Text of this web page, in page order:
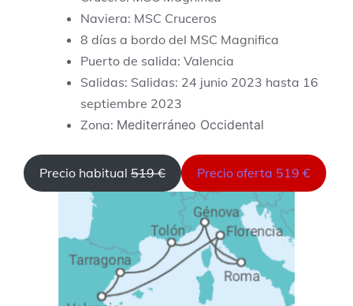
Naviera: MSC Cruceros
8 días a bordo del MSC Magnifica
Puerto de salida: Valencia
Salidas: Salidas: 24 junio 2023 hasta 16
septiembre 2023
Zona: Mediterráneo Occidental
Precio habitual 519 € Precio oferta 519 €